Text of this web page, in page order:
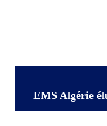
EMS Algérie